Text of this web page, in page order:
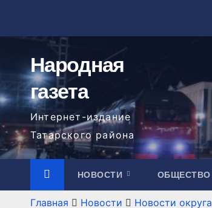
содержимому
Народная
газета
Интернет-издание
Татарского района
НОВОСТИ ОБЩЕСТВО
Главная Новости Новости округа